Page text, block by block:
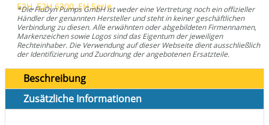
E2H,E2H 6300,EH Serie
*Die FluDyn Pumps GmbH ist weder eine Vertretung noch ein offizieller
Händler der genannten Hersteller und steht in keiner geschäftlichen
Verbindung zu diesen. Alle erwähnten oder abgebildeten Firmennamen,
Markenzeichen sowie Logos sind das Eigentum der jeweiligen
Rechteinhaber. Die Verwendung auf dieser Webseite dient ausschließlich
der Identifizierung und Zuordnung der angebotenen Ersatzteile.
Beschreibung
Zusätzliche Informationen